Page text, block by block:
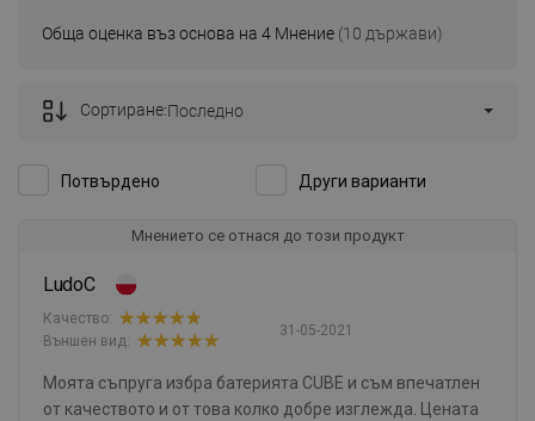
Обща оценка въз основа на 4 Мнение (10 държави)
Потвърдено Други варианти
Сортиране:Последно
Мнението се отнася до този продукт
LudoC
31-05-2021
Качество:
Външен вид:
Моята съпруга избра батерията CUBE и съм впечатлен
от качеството и от това колко добре изглежда. Цената